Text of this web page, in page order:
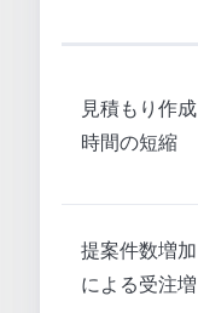
見積もり作成
時間の短縮
提案件数増加
による受注増